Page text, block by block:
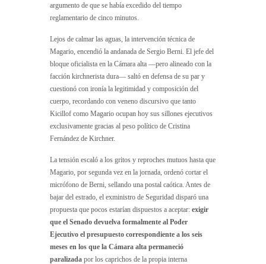
argumento de que se había excedido del tiempo
reglamentario de cinco minutos.
Lejos de calmar las aguas, la intervención técnica de
Magario, encendió la andanada de Sergio Berni. El jefe del
bloque oficialista en la Cámara alta —pero alineado con la
facción kirchnerista dura— saltó en defensa de su par y
cuestionó con ironía la legitimidad y composición del
cuerpo, recordando con veneno discursivo que tanto
Kicillof como Magario ocupan hoy sus sillones ejecutivos
exclusivamente gracias al peso político de Cristina
Fernández de Kirchner.
La tensión escaló a los gritos y reproches mutuos hasta que
Magario, por segunda vez en la jornada, ordenó cortar el
micrófono de Berni, sellando una postal caótica. Antes de
bajar del estrado, el exministro de Seguridad disparó una
propuesta que pocos estarían dispuestos a aceptar: exigir
que el Senado devuelva formalmente al Poder
Ejecutivo el presupuesto correspondiente a los seis
meses en los que la Cámara alta permaneció
paralizada por los caprichos de la propia interna